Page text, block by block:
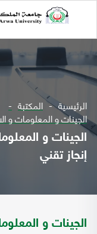
الرئيسية المكتبة
الجينات و المعلومات و
الجينات و
إنجاز تقني
الجينات و